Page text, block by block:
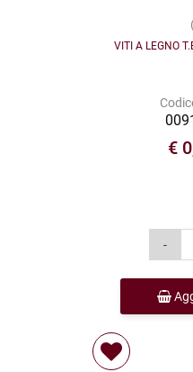
VITI A LEGNO
€